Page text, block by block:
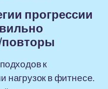
прогрессии
повторы
к
нагрузок в фитнесе.